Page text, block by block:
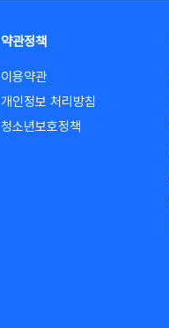
약관정책
이용약관
개인정보 처리방침
청소년보호정책